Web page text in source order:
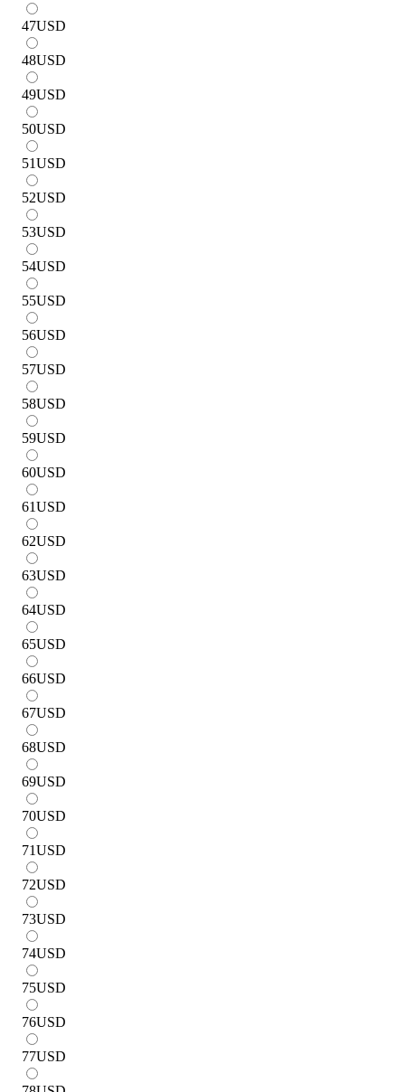
47USD
48USD
49USD
50USD
51USD
52USD
53USD
54USD
55USD
56USD
57USD
58USD
59USD
60USD
61USD
62USD
63USD
64USD
65USD
66USD
67USD
68USD
69USD
70USD
71USD
72USD
73USD
74USD
75USD
76USD
77USD